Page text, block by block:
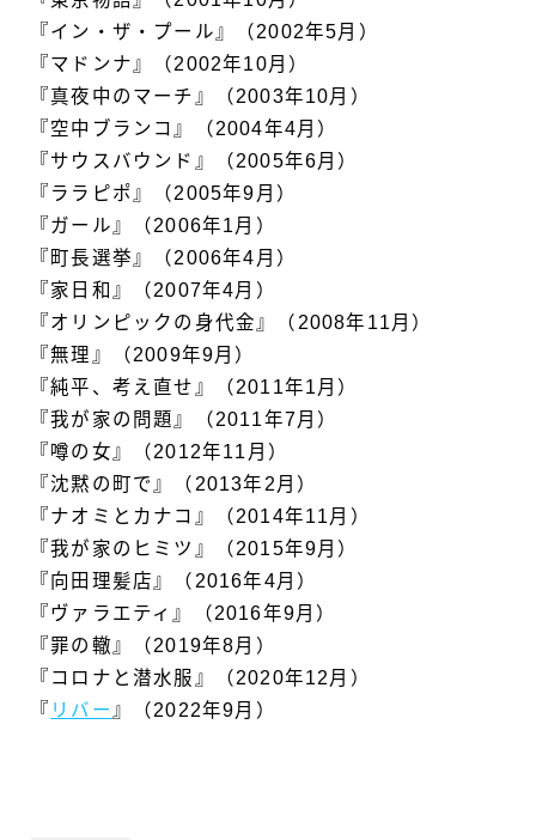
『イン・ザ・プール』（2002年5月）
『マドンナ』（2002年10月）
『真夜中のマーチ』（2003年10月）
『空中ブランコ』（2004年4月）
『サウスバウンド』（2005年6月）
『ララピポ』（2005年9月）
『ガール』（2006年1月）
『町長選挙』（2006年4月）
『家日和』（2007年4月）
『オリンピックの身代金』（2008年11月）
『無理』（2009年9月）
『純平、考え直せ』（2011年1月）
『我が家の問題』（2011年7月）
『噂の女』（2012年11月）
『沈黙の町で』（2013年2月）
『ナオミとカナコ』（2014年11月）
『我が家のヒミツ』（2015年9月）
『向田理髪店』（2016年4月）
『ヴァラエティ』（2016年9月）
『罪の轍』（2019年8月）
『コロナと潜水服』（2020年12月）
『 リバー 』（2022年9月）